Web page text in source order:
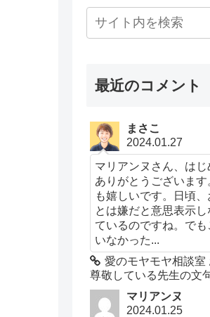
最近のコメント
まさこ
2024.01.27
マリアンヌさん、は
ありがとうございま
も嬉しいです。日頃
とは嫌だと意思表示
ているのですね。で
いなかった...
愛のモヤモヤ相談室
尊敬している先生の文
マリアンヌ
2024.01.25